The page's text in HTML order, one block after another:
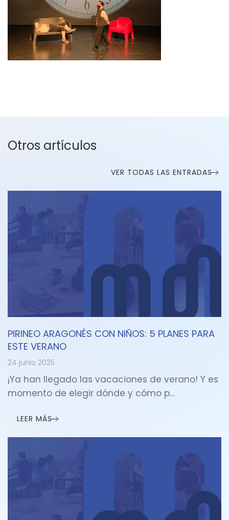
Otros artículos
VER TODAS LAS ENTRADAS
PIRINEO ARAGONÉS CON NIÑOS: 5 PLANES PARA
ESTE VERANO
24 junio 2025
¡Ya han llegado las vacaciones de verano! Y es
momento de elegir dónde y cómo p…
LEER MÁS